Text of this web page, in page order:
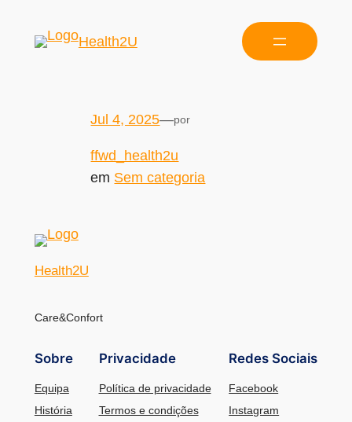
Health2U
Jul 4, 2025—por
ffwd_health2u
em Sem categoria
Health2U
Care&Confort
Sobre
Equipa
História
Privacidade
Política de privacidade
Termos e condições
Redes Sociais
Facebook
Instagram